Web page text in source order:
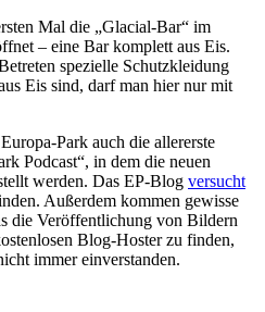
Mal die „Glacial-Bar“ im
– eine Bar komplett aus Eis.
spezielle Schutzkleidung
Eis sind, darf man hier nur mit
Park auch die allererste
Podcast“, in dem die neuen
werden. Das EP-Blog versucht
Außerdem kommen gewisse
die Veröffentlichung von Bildern
Blog-Hoster zu finden,
immer einverstanden.